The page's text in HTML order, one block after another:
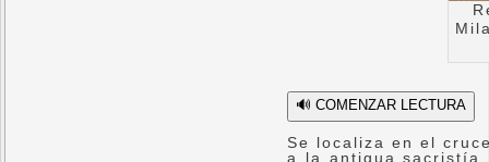
🔊 COMENZAR LECTURA
Se localiza en el
a la antigua